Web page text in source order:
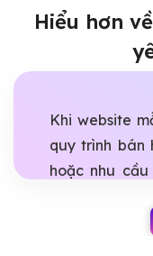
Hiểu hơn
Khi website
quy trình bán
hoặc nhu
vẫn thiếu